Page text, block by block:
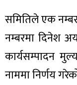
समितिले एक
नम्बरमा दिनेश
कार्यसम्पादन
नाममा निर्णय